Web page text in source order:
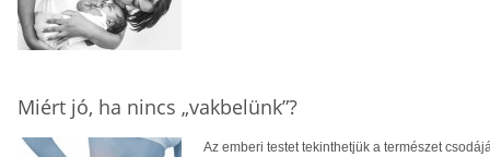
Miért jó, ha nincs „vakbelünk”?
Az emberi testet tekinthetjük a természet